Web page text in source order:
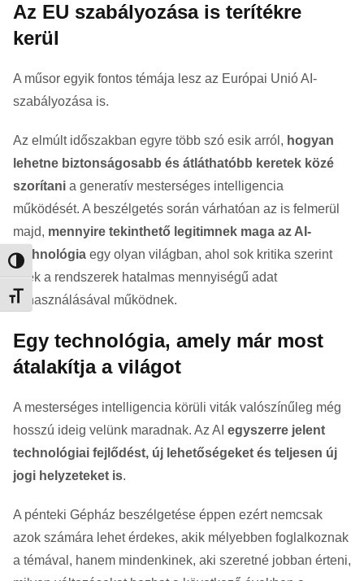
Nagy kontraszt váltása
Betűméret váltása
Az EU szabályozása is terítékre
kerül
A műsor egyik fontos témája lesz az Európai Unió AI-
szabályozása is.
Az elmúlt időszakban egyre több szó esik arról, hogyan
lehetne biztonságosabb és átláthatóbb keretek közé
szorítani a generatív mesterséges intelligencia
működését. A beszélgetés során várhatóan az is felmerül
majd, mennyire tekinthető legitimnek maga az AI-
technológia egy olyan világban, ahol sok kritika szerint
ezek a rendszerek hatalmas mennyiségű adat
felhasználásával működnek.
Egy technológia, amely már most
átalakítja a világot
A mesterséges intelligencia körüli viták valószínűleg még
hosszú ideig velünk maradnak. Az AI egyszerre jelent
technológiai fejlődést, új lehetőségeket és teljesen új
jogi helyzeteket is.
A pénteki Gépház beszélgetése éppen ezért nemcsak
azok számára lehet érdekes, akik mélyebben foglalkoznak
a témával, hanem mindenkinek, aki szeretné jobban érteni,